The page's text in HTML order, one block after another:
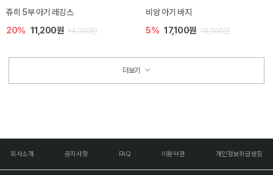
쥬히 5부 아기 레깅스
20% 11,200원 14,000원
비앙 아기 바지
5% 17,100원 18,000원
더보기
회사소개 공지사항 FAQ 이용약관 개인정보취급방침